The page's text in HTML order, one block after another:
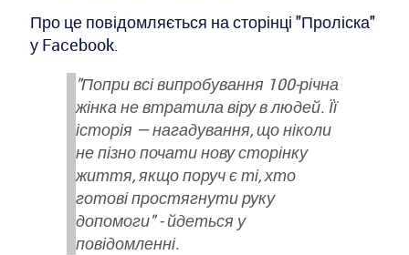
Про це повідомляється на сторінці "Проліска"
у Facebook.
"Попри всі випробування 100-річна
жінка не втратила віру в людей. Її
історія — нагадування, що ніколи
не пізно почати нову сторінку
життя, якщо поруч є ті, хто
готові простягнути руку
допомоги" - йдеться у
повідомленні.